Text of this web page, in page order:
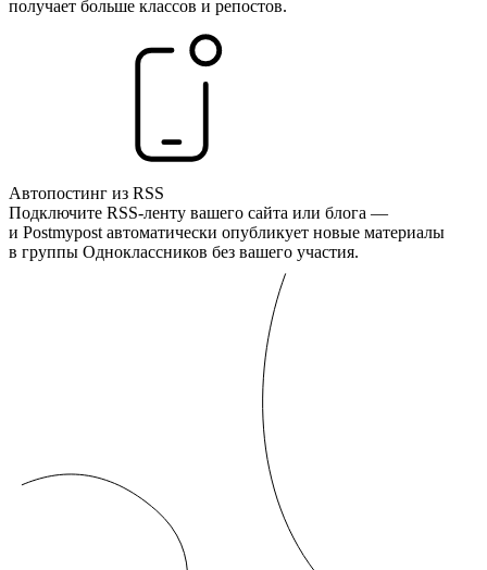
получает больше классов и репостов.
Автопостинг из RSS
Подключите RSS-ленту вашего сайта или блога —
и Postmypost автоматически опубликует новые материалы
в группы Одноклассников без вашего участия.